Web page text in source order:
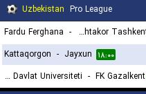
Uzbekistan Pro League
Fardu Ferghana - FC Pakhtakor Tashkent II
Kattaqorgon - Jayxun ۱۸:۰۰
Bukhoro Davlat Universiteti
- FK Gazalkent